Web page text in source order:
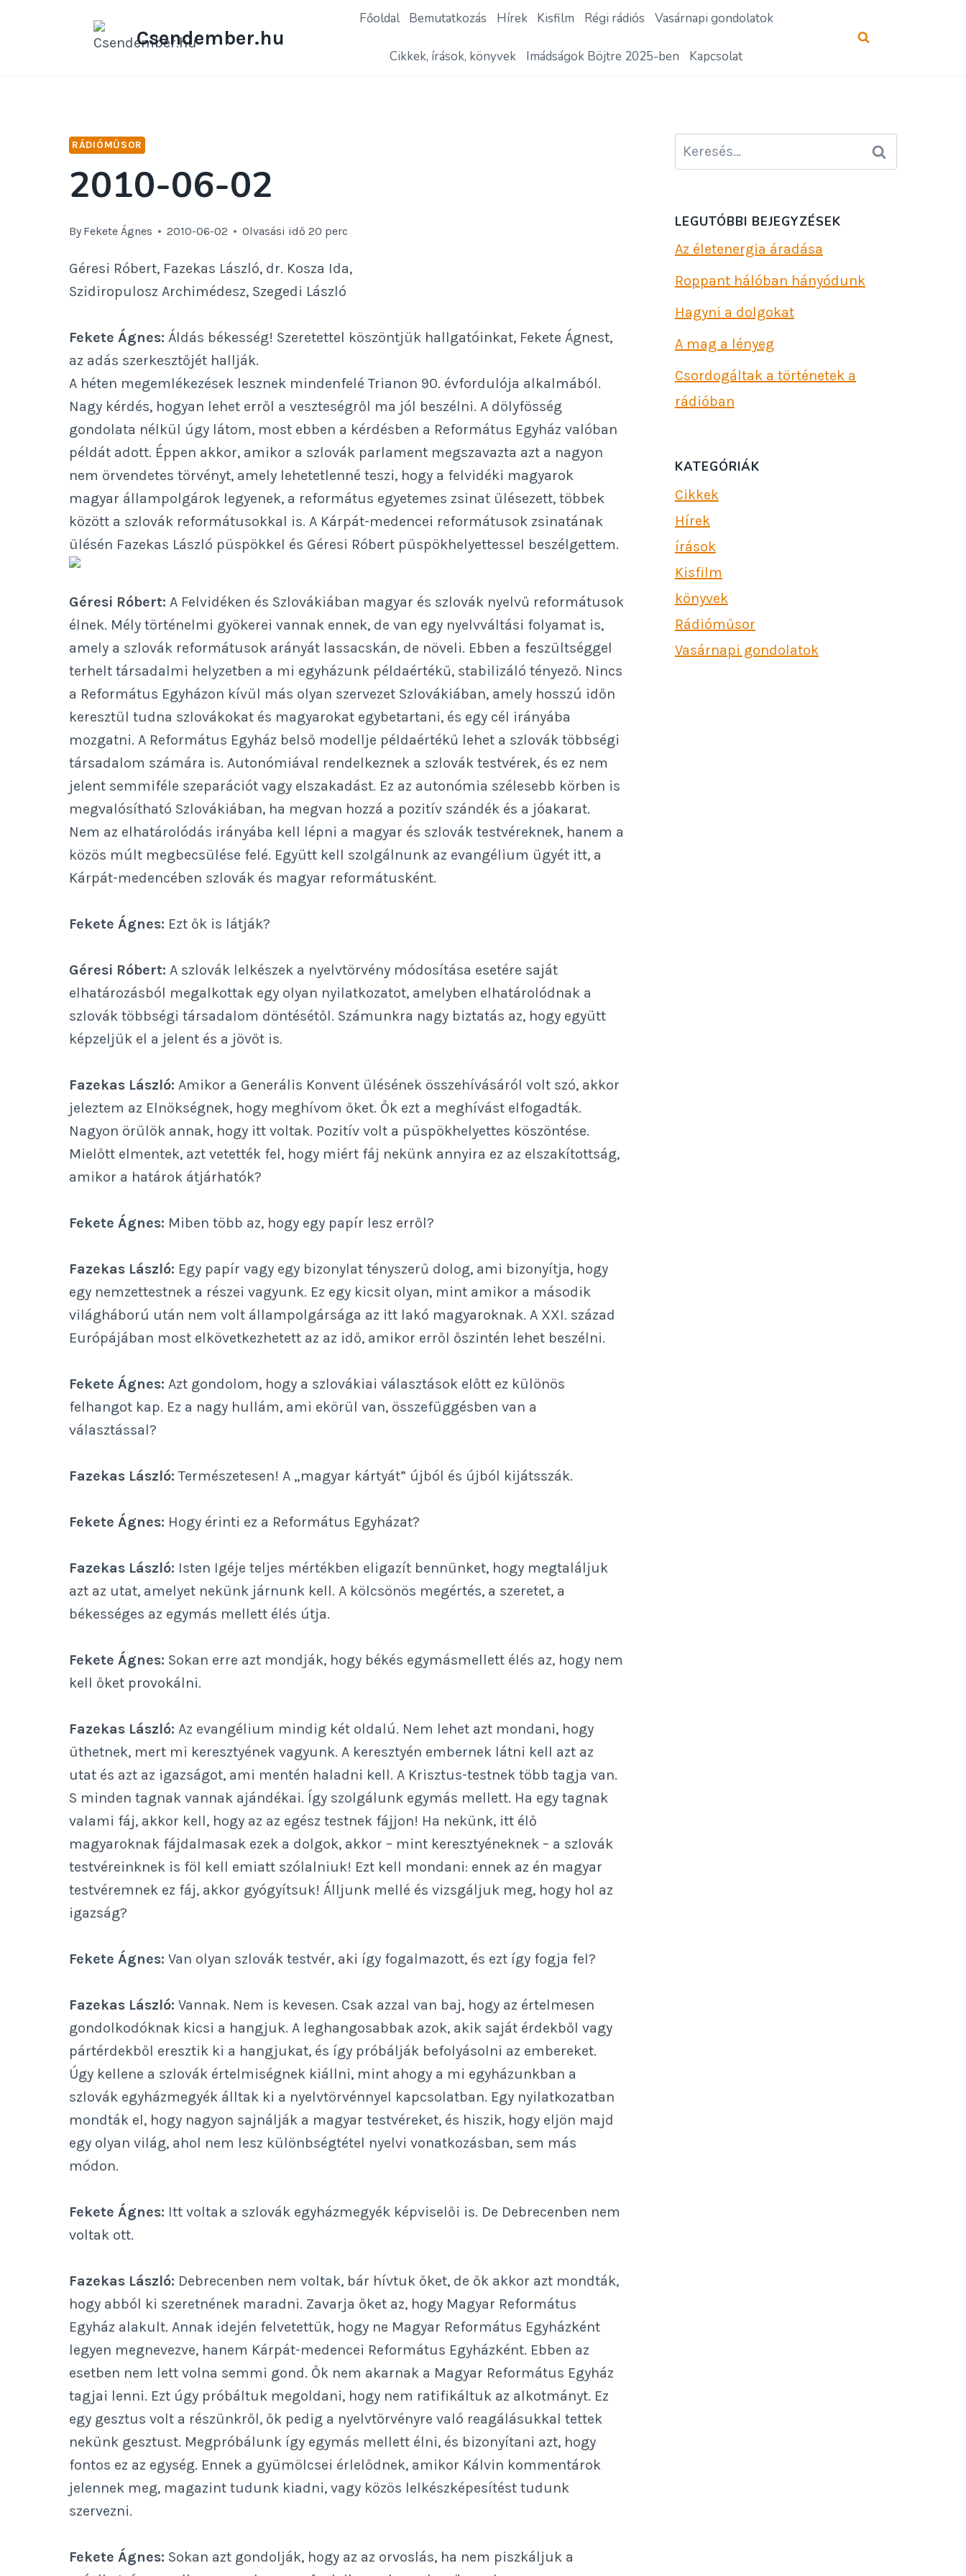
Csendember.hu
Főoldal Bemutatkozás Hírek Kisfilm Régi rádiós Vasárnapi gondolatok
Cikkek, írások, könyvek Imádságok Böjtre 2025-ben Kapcsolat
RÁDIÓMŰSOR
2010-06-02
By Fekete Ágnes 2010-06-02 Olvasási idő 20 perc
Géresi Róbert, Fazekas László, dr. Kosza Ida,
Szidiropulosz Archimédesz, Szegedi László
Fekete Ágnes: Áldás békesség! Szeretettel köszöntjük hallgatóinkat, Fekete Ágnest,
az adás szerkesztőjét hallják.
A héten megemlékezések lesznek mindenfelé Trianon 90. évfordulója alkalmából.
Nagy kérdés, hogyan lehet erről a veszteségről ma jól beszélni. A dölyfösség
gondolata nélkül úgy látom, most ebben a kérdésben a Református Egyház valóban
példát adott. Éppen akkor, amikor a szlovák parlament megszavazta azt a nagyon
nem örvendetes törvényt, amely lehetetlenné teszi, hogy a felvidéki magyarok
magyar állampolgárok legyenek, a református egyetemes zsinat ülésezett, többek
között a szlovák reformátusokkal is. A Kárpát-medencei reformátusok zsinatának
ülésén Fazekas László püspökkel és Géresi Róbert püspökhelyettessel beszélgettem.
Géresi Róbert: A Felvidéken és Szlovákiában magyar és szlovák nyelvű reformátusok
élnek. Mély történelmi gyökerei vannak ennek, de van egy nyelvváltási folyamat is,
amely a szlovák reformátusok arányát lassacskán, de növeli. Ebben a feszültséggel
terhelt társadalmi helyzetben a mi egyházunk példaértékű, stabilizáló tényező. Nincs
a Református Egyházon kívül más olyan szervezet Szlovákiában, amely hosszú időn
keresztül tudna szlovákokat és magyarokat egybetartani, és egy cél irányába
mozgatni. A Református Egyház belső modellje példaértékű lehet a szlovák többségi
társadalom számára is. Autonómiával rendelkeznek a szlovák testvérek, és ez nem
jelent semmiféle szeparációt vagy elszakadást. Ez az autonómia szélesebb körben is
megvalósítható Szlovákiában, ha megvan hozzá a pozitív szándék és a jóakarat.
Nem az elhatárolódás irányába kell lépni a magyar és szlovák testvéreknek, hanem a
közös múlt megbecsülése felé. Együtt kell szolgálnunk az evangélium ügyét itt, a
Kárpát-medencében szlovák és magyar reformátusként.
Fekete Ágnes: Ezt ők is látják?
Géresi Róbert: A szlovák lelkészek a nyelvtörvény módosítása esetére saját
elhatározásból megalkottak egy olyan nyilatkozatot, amelyben elhatárolódnak a
szlovák többségi társadalom döntésétől. Számunkra nagy biztatás az, hogy együtt
képzeljük el a jelent és a jövőt is.
Fazekas László: Amikor a Generális Konvent ülésének összehívásáról volt szó, akkor
jeleztem az Elnökségnek, hogy meghívom őket. Ők ezt a meghívást elfogadták.
Nagyon örülök annak, hogy itt voltak. Pozitív volt a püspökhelyettes köszöntése.
Mielőtt elmentek, azt vetették fel, hogy miért fáj nekünk annyira ez az elszakítottság,
amikor a határok átjárhatók?
Fekete Ágnes: Miben több az, hogy egy papír lesz erről?
Fazekas László: Egy papír vagy egy bizonylat tényszerű dolog, ami bizonyítja, hogy
egy nemzettestnek a részei vagyunk. Ez egy kicsit olyan, mint amikor a második
világháború után nem volt állampolgársága az itt lakó magyaroknak. A XXI. század
Európájában most elkövetkezhetett az az idő, amikor erről őszintén lehet beszélni.
Fekete Ágnes: Azt gondolom, hogy a szlovákiai választások előtt ez különös
felhangot kap. Ez a nagy hullám, ami ekörül van, összefüggésben van a
választással?
Fazekas László: Természetesen! A „magyar kártyát” újból és újból kijátsszák.
Fekete Ágnes: Hogy érinti ez a Református Egyházat?
Fazekas László: Isten Igéje teljes mértékben eligazít bennünket, hogy megtaláljuk
azt az utat, amelyet nekünk járnunk kell. A kölcsönös megértés, a szeretet, a
békességes az egymás mellett élés útja.
Fekete Ágnes: Sokan erre azt mondják, hogy békés egymásmellett élés az, hogy nem
kell őket provokálni.
Fazekas László: Az evangélium mindig két oldalú. Nem lehet azt mondani, hogy
üthetnek, mert mi keresztyének vagyunk. A keresztyén embernek látni kell azt az
utat és azt az igazságot, ami mentén haladni kell. A Krisztus-testnek több tagja van.
S minden tagnak vannak ajándékai. Így szolgálunk egymás mellett. Ha egy tagnak
valami fáj, akkor kell, hogy az az egész testnek fájjon! Ha nekünk, itt élő
magyaroknak fájdalmasak ezek a dolgok, akkor – mint keresztyéneknek – a szlovák
testvéreinknek is föl kell emiatt szólalniuk! Ezt kell mondani: ennek az én magyar
testvéremnek ez fáj, akkor gyógyítsuk! Álljunk mellé és vizsgáljuk meg, hogy hol az
igazság?
Fekete Ágnes: Van olyan szlovák testvér, aki így fogalmazott, és ezt így fogja fel?
Fazekas László: Vannak. Nem is kevesen. Csak azzal van baj, hogy az értelmesen
gondolkodóknak kicsi a hangjuk. A leghangosabbak azok, akik saját érdekből vagy
pártérdekből eresztik ki a hangjukat, és így próbálják befolyásolni az embereket.
Úgy kellene a szlovák értelmiségnek kiállni, mint ahogy a mi egyházunkban a
szlovák egyházmegyék álltak ki a nyelvtörvénnyel kapcsolatban. Egy nyilatkozatban
mondták el, hogy nagyon sajnálják a magyar testvéreket, és hiszik, hogy eljön majd
egy olyan világ, ahol nem lesz különbségtétel nyelvi vonatkozásban, sem más
módon.
Fekete Ágnes: Itt voltak a szlovák egyházmegyék képviselői is. De Debrecenben nem
voltak ott.
Fazekas László: Debrecenben nem voltak, bár hívtuk őket, de ők akkor azt mondták,
hogy abból ki szeretnének maradni. Zavarja őket az, hogy Magyar Református
Egyház alakult. Annak idején felvetettük, hogy ne Magyar Református Egyházként
legyen megnevezve, hanem Kárpát-medencei Református Egyházként. Ebben az
esetben nem lett volna semmi gond. Ők nem akarnak a Magyar Református Egyház
tagjai lenni. Ezt úgy próbáltuk megoldani, hogy nem ratifikáltuk az alkotmányt. Ez
egy gesztus volt a részünkről, ők pedig a nyelvtörvényre való reagálásukkal tettek
nekünk gesztust. Megpróbálunk így egymás mellett élni, és bizonyítani azt, hogy
fontos ez az egység. Ennek a gyümölcsei érlelődnek, amikor Kálvin kommentárok
jelennek meg, magazint tudunk kiadni, vagy közös lelkészképesítést tudunk
szervezni.
Fekete Ágnes: Sokan azt gondolják, hogy az az orvoslás, ha nem piszkáljuk a
Keresés:
LEGUTÓBBI BEJEGYZÉSEK
Az életenergia áradása
Roppant hálóban hányódunk
Hagyni a dolgokat
A mag a lényeg
Csordogáltak a történetek a
rádióban
KATEGÓRIÁK
Cikkek
Hírek
írások
Kisfilm
könyvek
Rádióműsor
Vasárnapi gondolatok